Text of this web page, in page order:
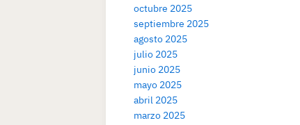
octubre 2025
septiembre 2025
agosto 2025
julio 2025
junio 2025
mayo 2025
abril 2025
marzo 2025